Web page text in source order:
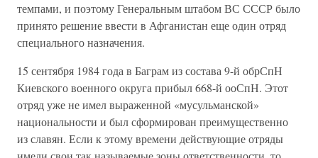
темпами, и поэтому Генеральным штабом ВС СССР было
принято решение ввести в Афганистан еще один отряд
специального назначения.
15 сентября 1984 года в Баграм из состава 9-й обрСпН
Киевского военного округа прибыл 668-й ооСпН. Этот
отряд уже не имел выраженной «мусульманской»
национальности и был сформирован преимущественно
из славян. Если к этому времени действующие отряды